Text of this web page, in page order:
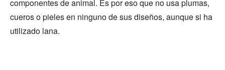
componentes de animal. Es por eso que no usa plumas,
cueros o pieles en ninguno de sus diseños, aunque si ha
utilizado lana.